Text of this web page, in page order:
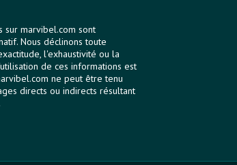
sur marvibel.com sont
Nous déclinons toute
l'exhaustivité ou la
de ces informations est
ne peut être tenu
directs ou indirects résultant